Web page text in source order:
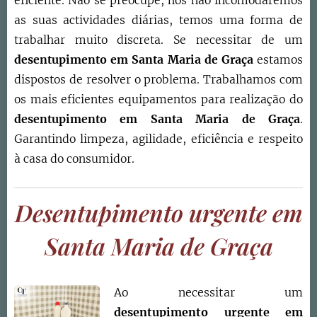
as suas actividades diárias, temos uma forma de
trabalhar muito discreta. Se necessitar de um
desentupimento em Santa Maria de Graçaestamos
dispostos de resolver o problema. Trabalhamos com
os mais eficientes equipamentos para realização do
desentupimento em Santa Maria de Graça.
Garantindo limpeza, agilidade, eficiência e respeito
à casa do consumidor.
Desentupimento urgente em
Santa Maria de Graça
Ao necessitar um
desentupimento urgente em